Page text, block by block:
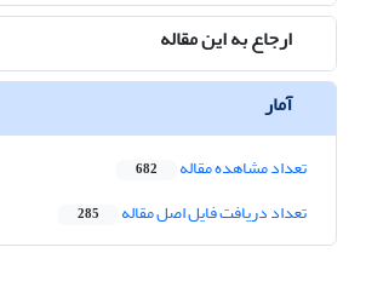
ارجاع به این مقاله
آمار
تعداد مشاهده مقاله 682
تعداد دریافت فایل اصل مقاله 285